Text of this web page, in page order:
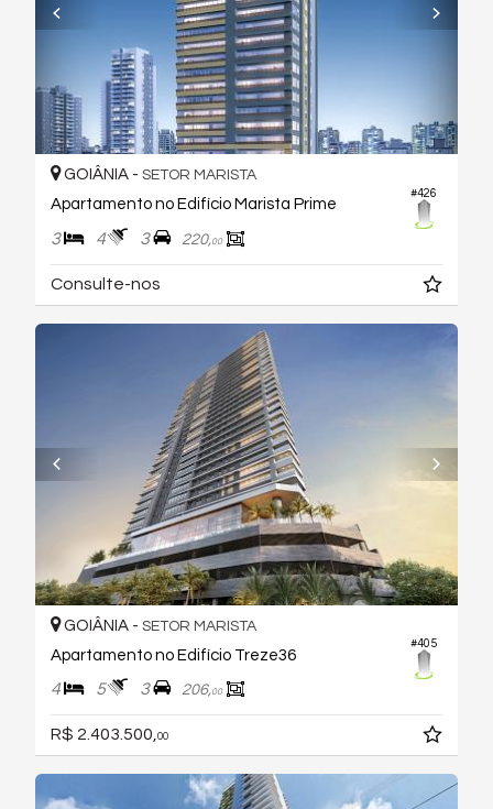
#426
GOIÂNIA - SETOR MARISTA
Apartamento no Edifício Marista Prime
3 4 3 220,00
Consulte-nos
#405
GOIÂNIA - SETOR MARISTA
Apartamento no Edifício Treze36
4 5 3 206,00
R$ 2.403.500, 00